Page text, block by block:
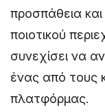
προσπάθεια
ποιοτικού
συνεχίσει να
ένας από τους
πλατφόρμας.